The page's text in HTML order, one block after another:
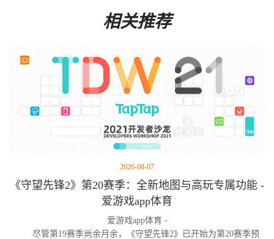
相关推荐
2026-08-07
《守望先锋2》第20赛季：全新地图与高玩专属功能 -
爱游戏app体育
爱游戏app体育 -
尽管第19赛季尚余月余，《守望先锋2》已开始为第20赛季预